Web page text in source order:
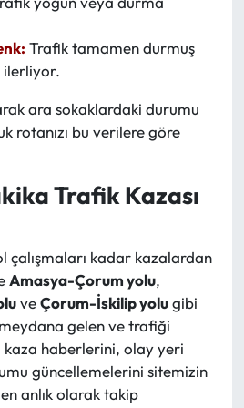
Trafik tamamen durmuş
ilerliyor.
ara sokaklardaki durumu
rotanızı bu verilere göre
Trafik Kazası
çalışmaları kadar kazalardan
Amasya-Çorum yolu,
veÇorum-İskilip yolugibi
gelen ve trafiği
kaza haberlerini, olay yeri
güncellemelerini sitemizin
anlık olarak takip